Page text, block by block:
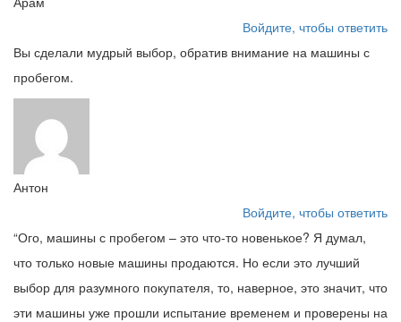
Войдите, чтобы ответить
Вы сделали мудрый выбор, обратив внимание на машины с
пробегом.
Антон
Войдите, чтобы ответить
“Ого, машины с пробегом – это что-то новенькое? Я думал,
что только новые машины продаются. Но если это лучший
выбор для разумного покупателя, то, наверное, это значит, что
эти машины уже прошли испытание временем и проверены на